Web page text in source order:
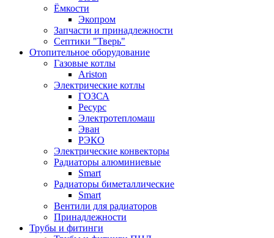
Ёмкости
Экопром
Запчасти и принадлежности
Септики "Тверь"
Отопительное оборудование
Газовые котлы
Ariston
Электрические котлы
ГОЗСА
Ресурс
Электротепломаш
Эван
РЭКО
Электрические конвекторы
Радиаторы алюминиевые
Smart
Радиаторы биметаллические
Smart
Вентили для радиаторов
Принадлежности
Трубы и фитинги